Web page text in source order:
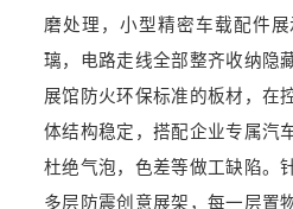
磨处理，小型精密车载配件
璃，电路走线全部整齐收纳隐
展馆防火环保标准的板材，在
体结构稳定，搭配企业专属汽
杜绝气泡，色差等做工缺陷。
多层防震创意展架，每一层置